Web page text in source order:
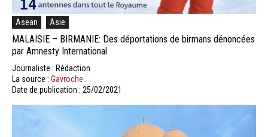
Asean Asie
MALAISIE – BIRMANIE: Des déportations de birmans dénoncées
par Amnesty International
Journaliste : Rédaction
La source : Gavroche
Date de publication : 25/02/2021